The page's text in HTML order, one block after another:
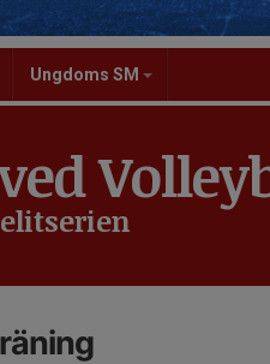
Ungdoms SM